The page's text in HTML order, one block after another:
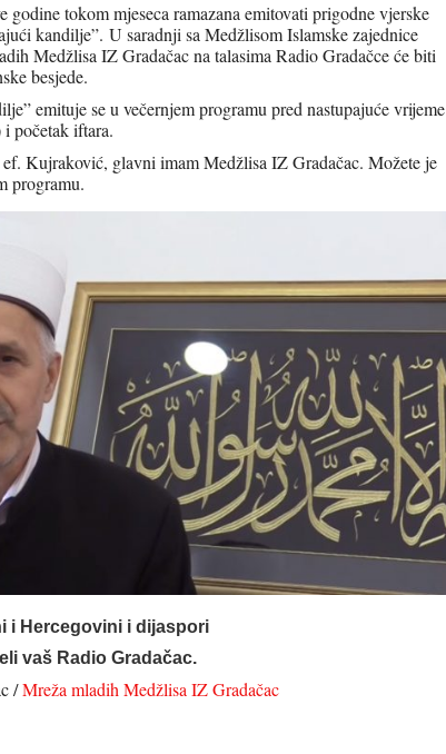
godine tokom mjeseca ramazana emitovati prigodne vjerske
kandilje”. U saradnji sa Medžlisom Islamske zajednice
Medžlisa IZ Gradačac na talasima Radio Gradačce će biti
besjede.
emituje se u večernjem programu pred nastupajuće vrijeme
i početak iftara.
Kujraković, glavni imam Medžlisa IZ Gradačac. Možete je
programu.
i Hercegovini i dijaspori
vaš Radio Gradačac.
/Mreža mladih Medžlisa IZ Gradačac